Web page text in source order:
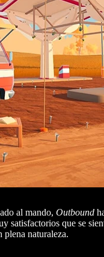
al mando, Outbound
que se
plena naturaleza.